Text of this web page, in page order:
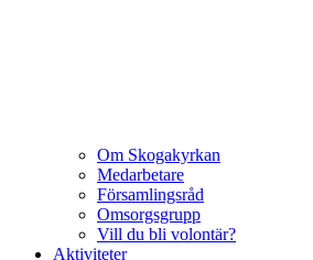
Om Skogakyrkan
Medarbetare
Församlingsråd
Omsorgsgrupp
Vill du bli volontär?
Aktiviteter